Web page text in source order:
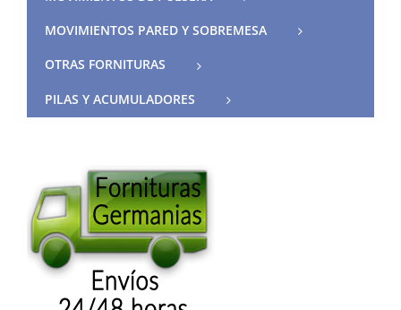
MOVIMIENTOS PARED Y SOBREMESA
OTRAS FORNITURAS
PILAS Y ACUMULADORES